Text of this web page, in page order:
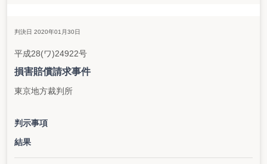
判決日 2020年01月30日
平成28(ワ)24922号
損害賠償請求事件
東京地方裁判所
判示事項
結果